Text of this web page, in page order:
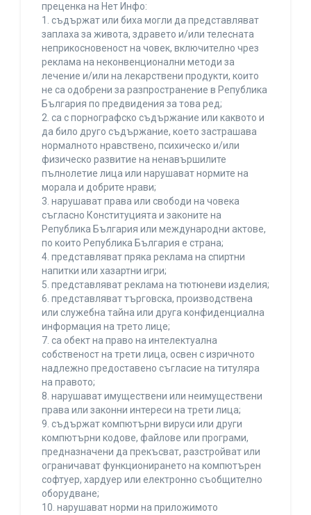
преценка на Нет Инфо:
1. съдържат или биха могли да представляват
заплаха за живота, здравето и/или телесната
неприкосновеност на човек, включително чрез
реклама на неконвенционални методи за
лечение и/или на лекарствени продукти, които
не са одобрени за разпространение в Република
България по предвидения за това ред;
2. са с порнографско съдържание или каквото и
да било друго съдържание, което застрашава
нормалното нравствено, психическо и/или
физическо развитие на ненавършилите
пълнолетие лица или нарушават нормите на
морала и добрите нрави;
3. нарушават права или свободи на човека
съгласно Конституцията и законите на
Република България или международни актове,
по които Република България е страна;
4. представляват пряка реклама на спиртни
напитки или хазартни игри;
5. представляват реклама на тютюневи изделия;
6. представляват търговска, производствена
или служебна тайна или друга конфиденциална
информация на трето лице;
7. са обект на право на интелектуална
собственост на трети лица, освен с изричното
надлежно предоставено съгласие на титуляра
на правото;
8. нарушават имуществени или неимуществени
права или законни интереси на трети лица;
9. съдържат компютърни вируси или други
компютърни кодове, файлове или програми,
предназначени да прекъсват, разстройват или
ограничават функционирането на компютърен
софтуер, хардуер или електронно съобщително
оборудване;
10. нарушават норми на приложимото